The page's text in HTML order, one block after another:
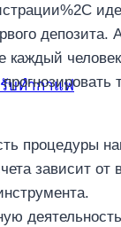
บทำกาแฟ
депозита.
каждый
процедуры
зависит от